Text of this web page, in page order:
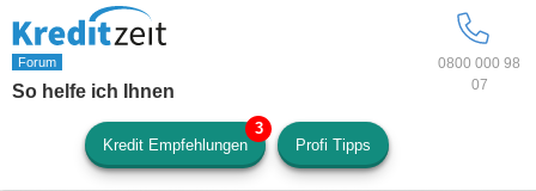
0800 000 98
07
So helfe ich Ihnen
Kredit Empfehlungen Profi Tipps